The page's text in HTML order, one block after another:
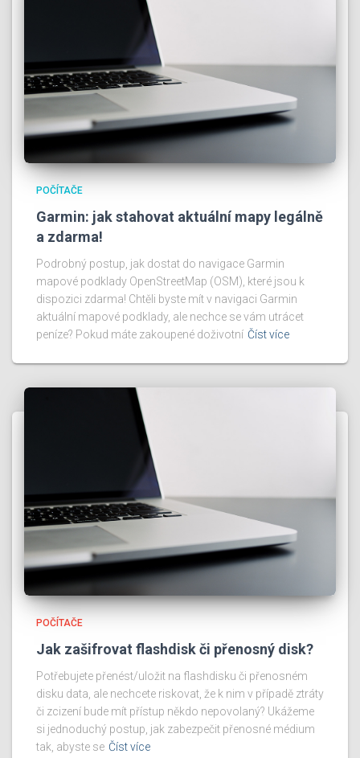
POČÍTAČE
Garmin: jak stahovat aktuální mapy legálně
a zdarma!
Podrobný postup, jak dostat do navigace Garmin
mapové podklady OpenStreetMap (OSM), které jsou k
dispozici zdarma! Chtěli byste mít v navigaci Garmin
aktuální mapové podklady, ale nechce se vám utrácet
peníze? Pokud máte zakoupené doživotní Číst více
POČÍTAČE
Jak zašifrovat flashdisk či přenosný disk?
Potřebujete přenést/uložit na flashdisku či přenosném
disku data, ale nechcete riskovat, že k nim v případě ztráty
či zcizení bude mít přístup někdo nepovolaný? Ukážeme
si jednoduchý postup, jak zabezpečit přenosné médium
tak, abyste se Číst více